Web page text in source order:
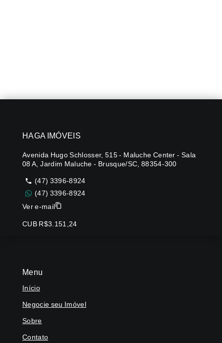
Menu
Início
Negocie seu Imóvel
Sobre
Contato
HAGA IMÓVEIS
Avenida Hugo Schlosser, 515 - Maluche Center - Sala
08 A, Jardim Maluche - Brusque/SC, 88354-300
(47) 3396-8924
(47) 3396-8924
Ver e-mail
CUB R$3.151,24